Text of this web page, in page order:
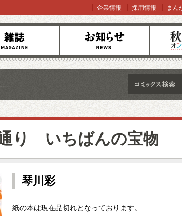
お知らせ オンライ
企業情報 採用情報 まん
り いちばんの宝物
琴川彩
紙の本は現在品切れとなっております。